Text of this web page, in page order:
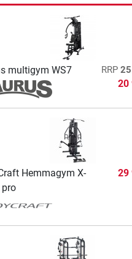
multigym WS7 RRP
20
Hemmagym X-
pro
29